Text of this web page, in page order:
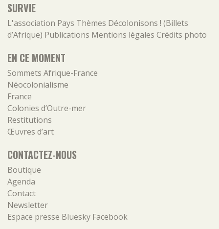
SURVIE
L'association Pays Thèmes Décolonisons ! (Billets
d’Afrique) Publications Mentions légales Crédits photo
EN CE MOMENT
Sommets Afrique-France
Néocolonialisme
France
Colonies d’Outre-mer
Restitutions
Œuvres d’art
CONTACTEZ-NOUS
Boutique
Agenda
Contact
Newsletter
Espace presse Bluesky Facebook